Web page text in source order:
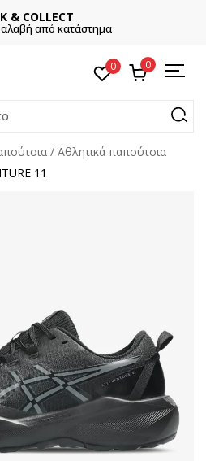
& COLLECT
από κατάστημα
0 0
Αθλητικά παπούτσια
11